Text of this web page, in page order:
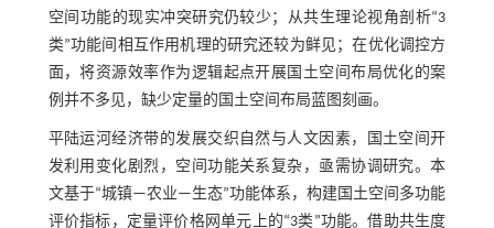
空间功能的现实冲突研究仍较少；从共生理论视角剖析“3
类”功能间相互作用机理的研究还较为鲜见；在优化调控方
面，将资源效率作为逻辑起点开展国土空间布局优化的案
例并不多见，缺少定量的国土空间布局蓝图刻画。
平陆运河经济带的发展交织自然与人文因素，国土空间开
发利用变化剧烈，空间功能关系复杂，亟需协调研究。本
文基于“城镇—农业—生态”功能体系，构建国土空间多功能
评价指标，定量评价格网单元上的“3类”功能。借助共生度